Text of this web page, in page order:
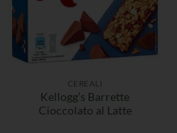
CEREALI
Kellogg’s Barrette
Cioccolato al Latte